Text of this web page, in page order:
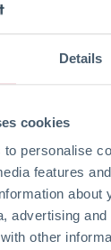
Details
cookies
personalise
features
about
advertising
other